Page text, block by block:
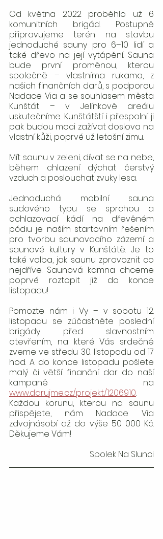
Od května 2022 proběhlo už 6
komunitních brigád. Postupně
připravujeme terén na stavbu
jednoduché sauny pro 6–10 lidí a
také dřevo na její vytápění. Sauna
bude první proměnou, kterou
společně – vlastníma rukama, z
našich finančních darů, s podporou
Nadace Via a se souhlasem města
Kunštát – v Jelínkově areálu
uskutečníme. Kunštátští i přespolní ji
pak budou moci zažívat doslova na
vlastní kůži, poprvé už letošní zimu.
Mít saunu v zeleni, dívat se na nebe,
během chlazení dýchat čerstvý
vzduch a poslouchat zvuky lesa.
Jednoduchá mobilní sauna
sudového typu se sprchou a
ochlazovací kádí na dřevěném
pódiu je naším startovním řešením
pro tvorbu saunovacího zázemí a
saunové kultury v Kunštátě. Je to
také volba, jak saunu zprovoznit co
nejdříve. Saunová kamna chceme
poprvé roztopit již do konce
listopadu!
Pomozte nám i Vy – v sobotu 12.
listopadu se zúčastněte poslední
brigády před slavnostním
otevřením, na které Vás srdečně
zveme ve středu 30. listopadu od 17
hod. A do konce listopadu pošlete
malý či větší finanční dar do naší
www.darujme.cz/projekt/1206910.
Každou korunu, kterou na saunu
přispějete, nám Nadace Via
zdvojnásobí až do výše 50 000 Kč.
Děkujeme Vám!
Spolek Na Slunci